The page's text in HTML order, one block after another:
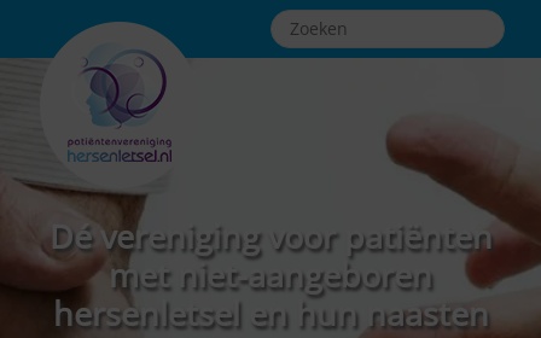
Dé vereniging voor patiënten
met niet-aangeboren
hersenletsel en hun naasten